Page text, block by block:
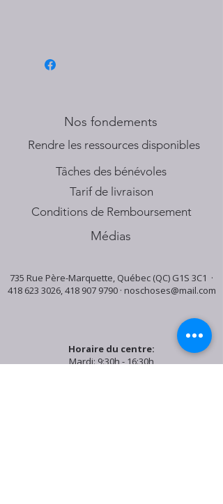
Nos fondements
​Rendre les ressources disponibles
Tâches des bénévoles
Tarif de livraison
Conditions de Remboursement
Médias
735 Rue Père-Marquette, Québec (QC) G1S 3C1 ·
418 623 3026,418 907 9790· noschoses@mail.com
Horaire du centre:
Mardi: 9:30h - 16:30h